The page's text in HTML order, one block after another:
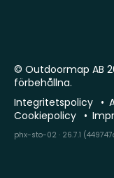
© Outdoormap AB
förbehållna.
Integritetspolicy
Cookiepolicy
phx-sto-02 · 26.7.1